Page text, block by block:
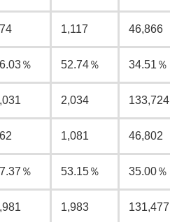
1,117 46,866
％ 52.74％ 34.51％
2,034 133,724
1,081 46,802
％ 53.15％ 35.00％
1,983 131,477